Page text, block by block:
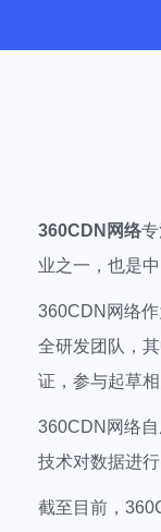
360CDN网络
业之一，也是
360CDN网络
全研发团队，
证，参与起草
360CDN网络
技术对数据进
截至目前，